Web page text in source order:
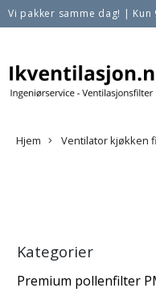
Vi pakker samme dag! | Kun
Hjem Ventilator kjøkken
Kategorier
Premium pollenfilter